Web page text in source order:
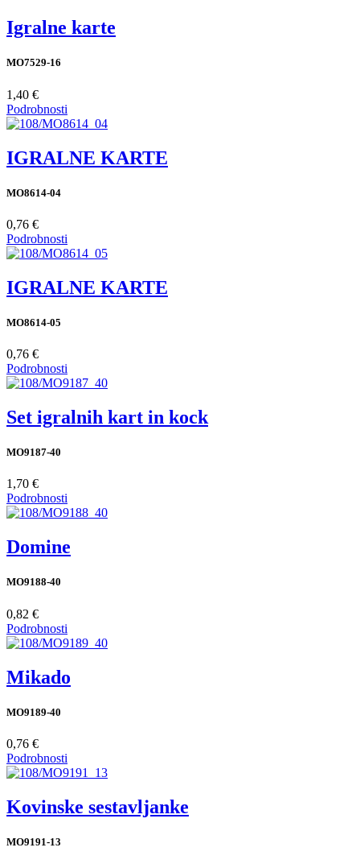
Igralne karte
MO7529-16
1,40 €
Podrobnosti
IGRALNE KARTE
MO8614-04
0,76 €
Podrobnosti
IGRALNE KARTE
MO8614-05
0,76 €
Podrobnosti
Set igralnih kart in kock
MO9187-40
1,70 €
Podrobnosti
Domine
MO9188-40
0,82 €
Podrobnosti
Mikado
MO9189-40
0,76 €
Podrobnosti
Kovinske sestavljanke
MO9191-13